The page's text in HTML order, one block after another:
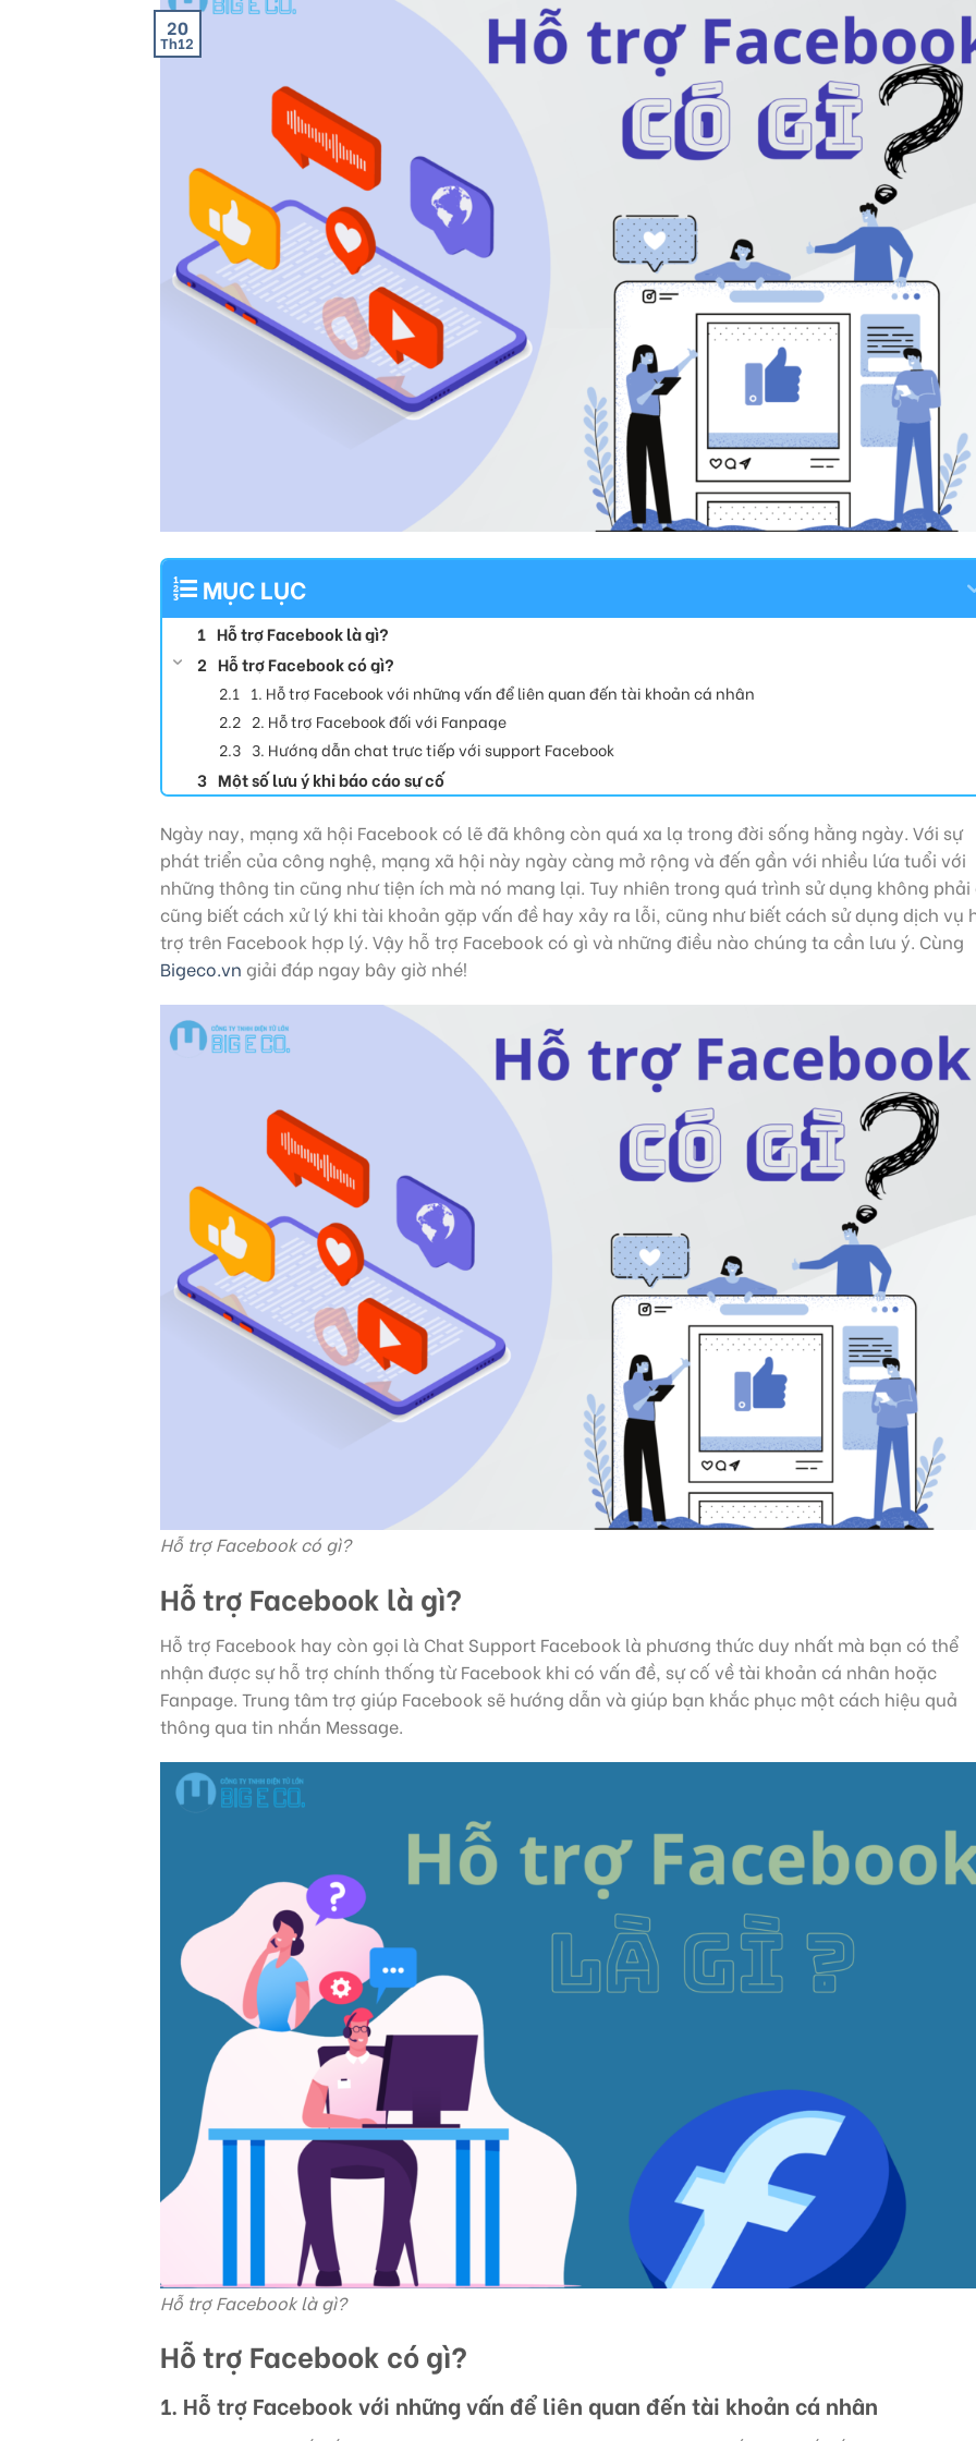
20
Th12
MỤC LỤC
Hỗ trợ Facebook là gì?
Hỗ trợ Facebook có gì?
1. Hỗ trợ Facebook với những vấn để liên quan đến tài khoản cá nhân
2. Hỗ trợ Facebook đối với Fanpage
3. Hướng dẫn chat trực tiếp với support Facebook
Một số lưu ý khi báo cáo sự cố
Ngày nay, mạng xã hội Facebook có lẽ đã không còn quá xa lạ trong đời sống hằng ngày. Với sự
phát triển của công nghệ, mạng xã hội này ngày càng mở rộng và đến gần với nhiều lứa tuổi với
những thông tin cũng như tiện ích mà nó mang lại. Tuy nhiên trong quá trình sử dụng không phải
cũng biết cách xử lý khi tài khoản gặp vấn đề hay xảy ra lỗi, cũng như biết cách sử dụng dịch vụ
trợ trên Facebook hợp lý. Vậy hỗ trợ Facebook có gì và những điều nào chúng ta cần lưu ý. Cùng
Bigeco.vn giải đáp ngay bây giờ nhé!
Hỗ trợ Facebook có gì?
Hỗ trợ Facebook là gì?
Hỗ trợ Facebook hay còn gọi là Chat Support Facebook là phương thức duy nhất mà bạn có thể
nhận được sự hỗ trợ chính thống từ Facebook khi có vấn đề, sự cố về tài khoản cá nhân hoặc
Fanpage. Trung tâm trợ giúp Facebook sẽ hướng dẫn và giúp bạn khắc phục một cách hiệu quả
thông qua tin nhắn Message.
Hỗ trợ Facebook là gì?
Hỗ trợ Facebook có gì?
1. Hỗ trợ Facebook với những vấn để liên quan đến tài khoản cá nhân